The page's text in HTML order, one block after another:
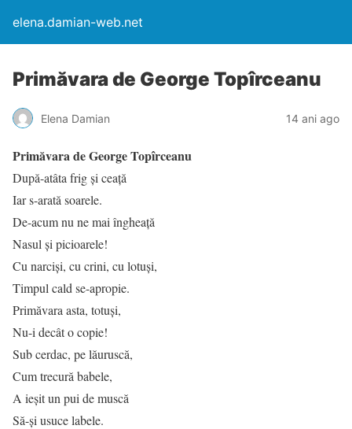
elena.damian-web.net
Primăvara de George Topîrceanu
Elena Damian 14 ani ago
Primăvara de George Topîrceanu
După-atâta frig și ceață
Iar s-arată soarele.
De-acum nu ne mai îngheață
Nasul și picioarele!
Cu narciși, cu crini, cu lotuși,
Timpul cald se-apropie.
Primăvara asta, totuși,
Nu-i decât o copie!
Sub cerdac, pe lăuruscă,
Cum trecură babele,
A ieșit un pui de muscă
Să-și usuce labele.